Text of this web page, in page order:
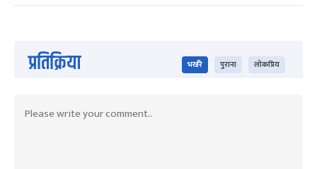
प्रतिक्रिया भर्खरै पुराना लोकप्रिय